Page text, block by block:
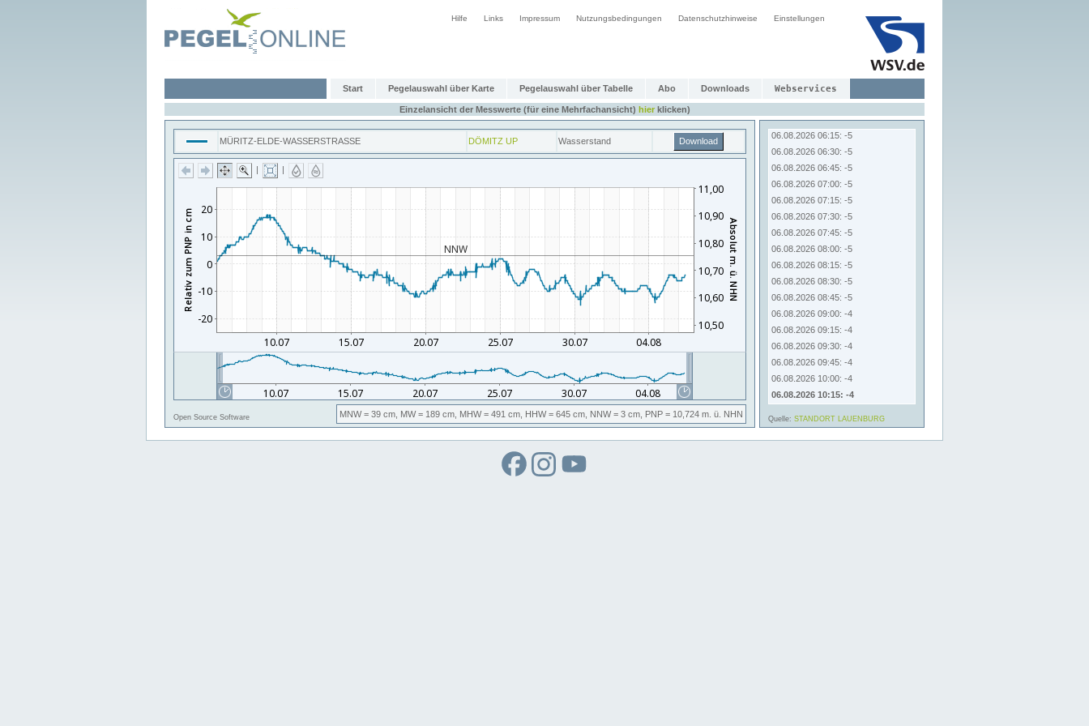
Hilfe Links Impressum Nutzungsbedingungen Datenschutzhinweise Einstellungen
Start Pegelauswahl über Karte Pegelauswahl über Tabelle Abo Downloads Webservices
Einzelansicht der Messwerte (für eine Mehrfachansicht) hierklicken)
MÜRITZ-ELDE-WASSERSTRASSE DÖMITZ UP Wasserstand Download
| |
Open Source Software MNW= 39 cm, MW= 189 cm, MHW= 491 cm, HHW= 645 cm, NNW= 3 cm, PNP = 10,724 m. ü. NHN
06.08.2026 04:30: -6
06.08.2026 05:30: -5
06.08.2026 05:45: -5
06.08.2026 06:00: -5
06.08.2026 06:15: -5
06.08.2026 06:30: -5
06.08.2026 06:45: -5
06.08.2026 07:00: -5
06.08.2026 07:15: -5
06.08.2026 07:30: -5
06.08.2026 07:45: -5
06.08.2026 08:00: -5
06.08.2026 08:15: -5
06.08.2026 08:30: -5
06.08.2026 08:45: -5
06.08.2026 09:00: -4
06.08.2026 09:15: -4
06.08.2026 09:30: -4
06.08.2026 09:45: -4
06.08.2026 10:00: -4
06.08.2026 10:15: -4
Quelle: STANDORT LAUENBURG